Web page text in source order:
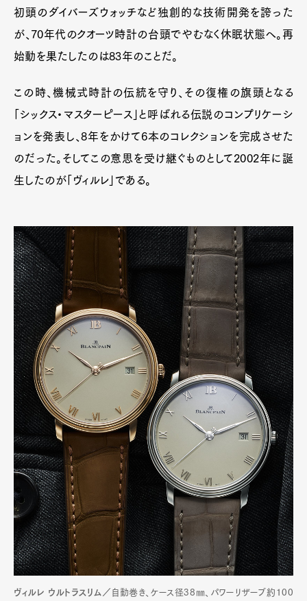
Art&DesignWatchFashion
GourmetCars
ProductCultureLifestyle
初頭のダイバーズウォッチなど独創的な技術開発を誇った
が、70年代のクオーツ時計の台頭でやむなく休眠状態へ。再
始動を果たしたのは83年のことだ。
この時、機械式時計の伝統を守り、その復権の旗頭となる
「シックス・マスターピース」と呼ばれる伝説のコンプリケーシ
ョンを発表し、8年をかけて6本のコレクションを完成させた
のだった。そしてこの意思を受け継ぐものとして2002年に誕
生したのが「ヴィルレ」である。
ヴィルレ ウルトラスリム／ 自動巻き、ケース径38㎜、パワーリザーブ約100